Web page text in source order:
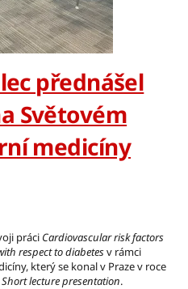
přednášel
Světovém
medicíny
práci Cardiovascular risk factors
respect to diabetesv rámci
který se konal v Praze v roce
Short lecture presentation.